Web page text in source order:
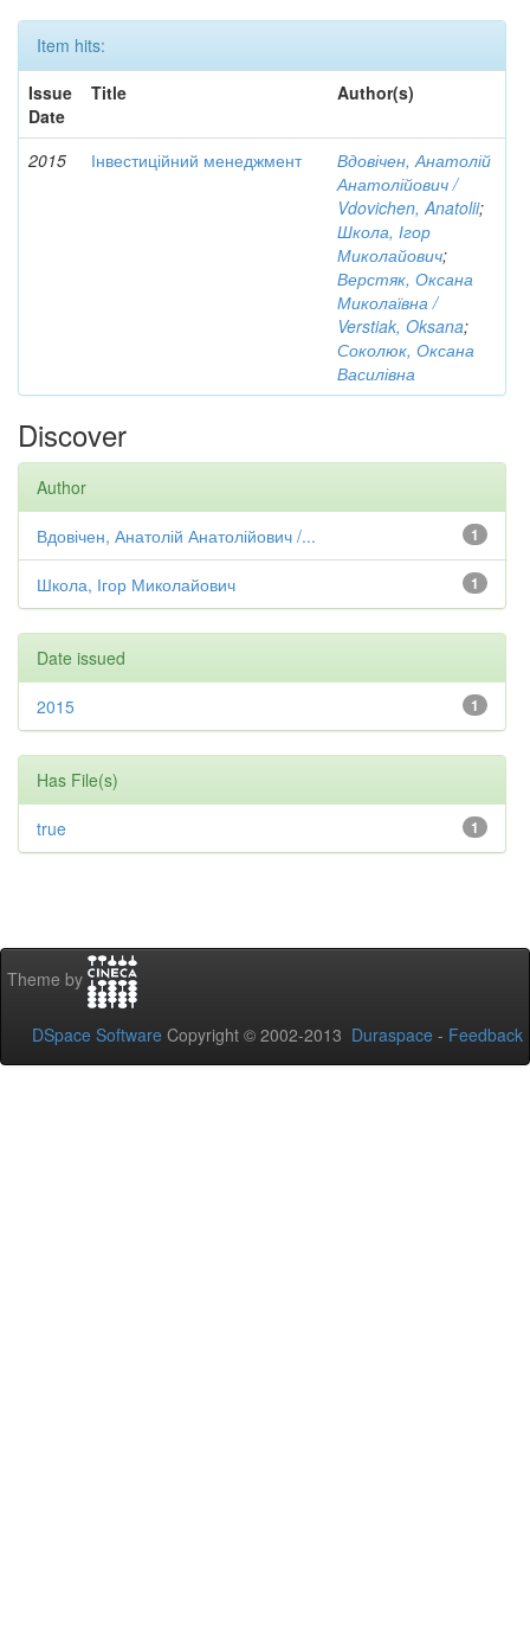
Item hits:
Issue
Date
Title Author(s)
2015 Інвестиційний менеджмент
Вдовічен, Анатолій
Анатолійович /
Vdovichen, Anatolii;
Школа, Ігор
Миколайович;
Верстяк, Оксана
Миколаївна /
Verstiak, Oksana;
Соколюк, Оксана
Василівна
Discover
Author
1
Вдовічен, Анатолій Анатолійович /...
1
Школа, Ігор Миколайович
Date issued
1
2015
Has File(s)
1
true
Theme by
DSpace Software Copyright © 2002-2013 Duraspace - Feedback